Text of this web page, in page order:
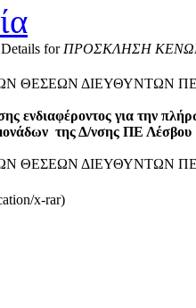
Details forΠΡΟΣΚΛΗΣΗ ΚΕΝΩΝ
ΘΕΣΕΩΝ ΔΙΕΥΘΥΝΤΩΝ ΠΕ
ενδιαφέροντος για την
της Δ/νσης ΠΕ Λέσβου
ΘΕΣΕΩΝ ΔΙΕΥΘΥΝΤΩΝ ΠΕ
x-rar)